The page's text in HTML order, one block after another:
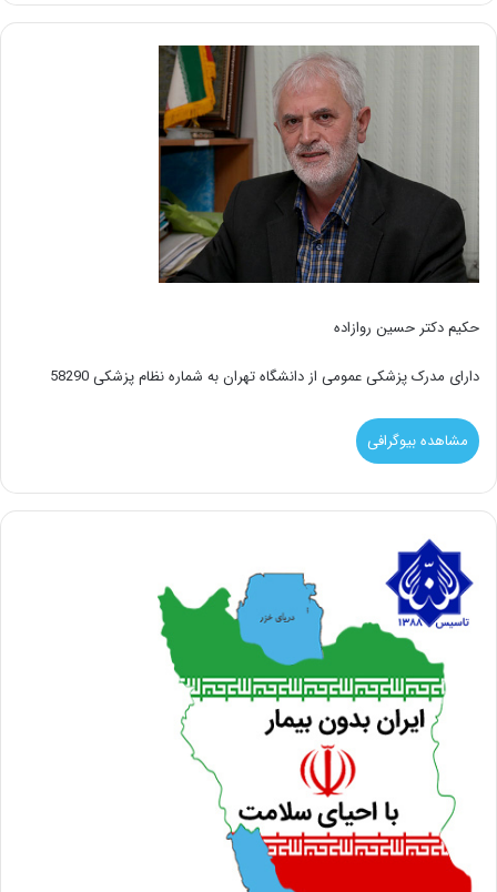
حکیم دکتر حسین روازاده
دارای مدرک پزشکی عمومی از دانشگاه تهران به شماره نظام پزشکی 58290
مشاهده بیوگرافی